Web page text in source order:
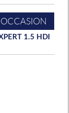
OCCASION
1.5 HDI